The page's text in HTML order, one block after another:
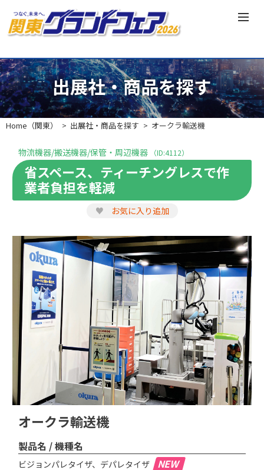
出展社・商品を探す
Home（関東） 出展社・商品を探す オークラ輸送機
物流機器/搬送機器/保管・周辺機器 （ID:4112）
省スペース、ティーチングレスで作
業者負担を軽減
♥ お気に入り追加
オークラ輸送機
製品名 / 機種名
ビジョンパレタイザ、デパレタイザ
NEW